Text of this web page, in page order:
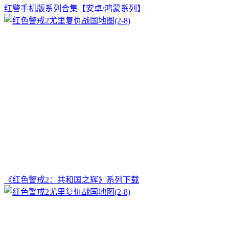
红警手机版系列合集【安卓/鸿蒙系列】
《红色警戒2：共和国之辉》系列下载